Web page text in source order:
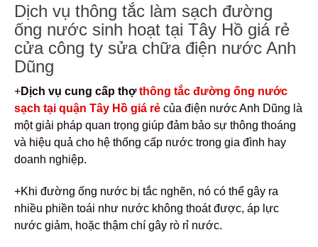
Dịch vụ thông tắc làm sạch đường
ống nước sinh hoạt tại Tây Hồ giá rẻ
cửa công ty sửa chữa điện nước Anh
Dũng
+Dịch vụ cung cấp thợthông tắc đường ống nước
sạch tại quận Tây Hồ giá rẻ của điện nước Anh Dũng là
một giải pháp quan trọng giúp đảm bảo sự thông thoáng
và hiệu quả cho hệ thống cấp nước trong gia đình hay
doanh nghiệp.
+Khi đường ống nước bị tắc nghẽn, nó có thể gây ra
nhiều phiền toái như nước không thoát được, áp lực
nước giảm, hoặc thậm chí gây rò rỉ nước.